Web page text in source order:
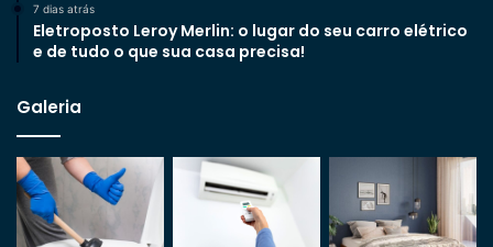
7 dias atrás
Eletroposto Leroy Merlin: o lugar do seu carro elétrico
e de tudo o que sua casa precisa!
Galeria